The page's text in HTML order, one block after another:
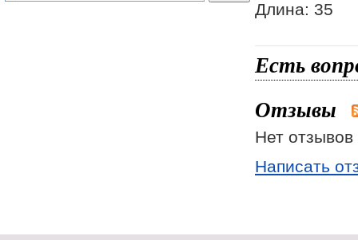
Длина: 35
Есть
Отзывы
Нет отзывов
Написать